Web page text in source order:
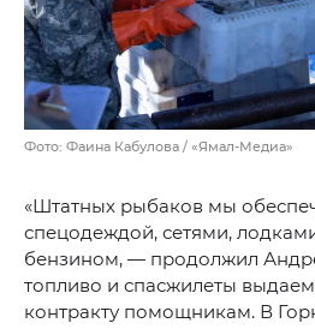
Фото: Фаина Кабулова / «Ямал-Медиа»
«Штатных рыбаков мы
спецодеждой, сетями,
бензином, — продолжил
топливо и спасжилеты
контракту помощникам. В